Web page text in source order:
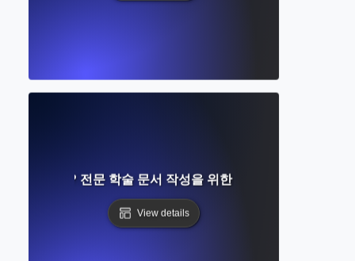
무엇인가? 전문 학술 문서 작성을 위한 완전 초보자 가이드
View details